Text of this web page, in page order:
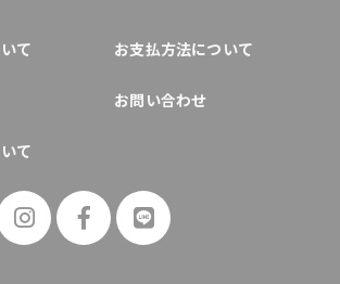
て お支払方法について
お問い合わせ
て